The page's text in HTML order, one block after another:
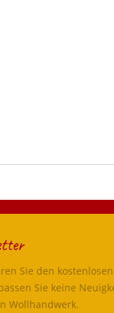
Sie den
Sie keine
Wollhandwerk.